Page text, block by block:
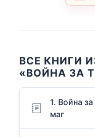
ВСЕ КНИГИ
«ВОЙНА ЗА
1. Война
маг